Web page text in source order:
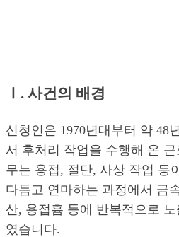
Ⅰ. 사건의 배경
신청인은 1970년대부터 약 48
서 후처리 작업을 수행해 온
무는 용접, 절단, 사상 작업 등
다듬고 연마하는 과정에서 금
산, 용접흄 등에 반복적으로
였습니다.